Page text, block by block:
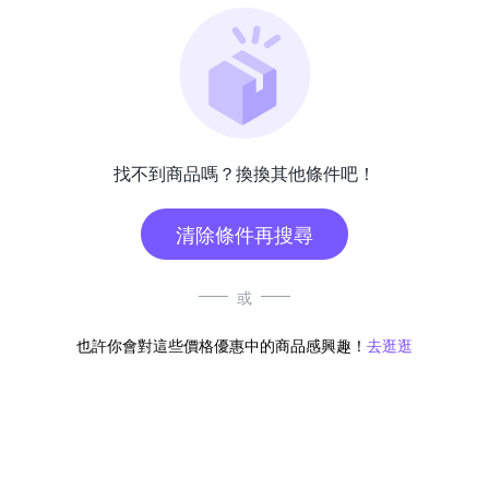
找不到商品嗎？換換其他條件吧！
清除條件再搜尋
或
也許你會對這些價格優惠中的商品感興趣！ 去逛逛